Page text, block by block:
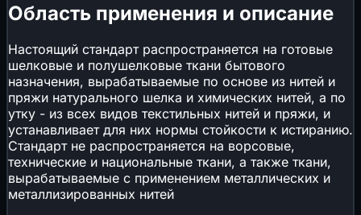
Область применения и описание
Настоящий стандарт распространяется на готовые
шелковые и полушелковые ткани бытового
назначения, вырабатываемые по основе из нитей и
пряжи натурального шелка и химических нитей, а по
утку - из всех видов текстильных нитей и пряжи, и
устанавливает для них нормы стойкости к истиранию.
Стандарт не распространяется на ворсовые,
технические и национальные ткани, а также ткани,
вырабатываемые с применением металлических и
металлизированных нитей